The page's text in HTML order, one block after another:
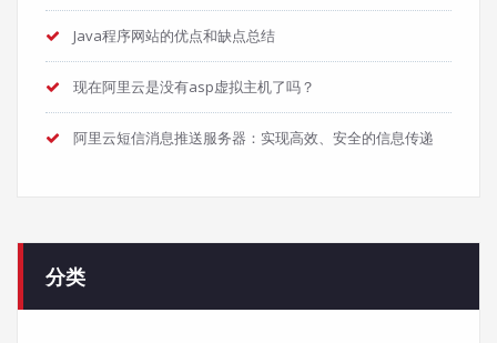
Java程序网站的优点和缺点总结
现在阿里云是没有asp虚拟主机了吗？
阿里云短信消息推送服务器：实现高效、安全的信息传递
分类